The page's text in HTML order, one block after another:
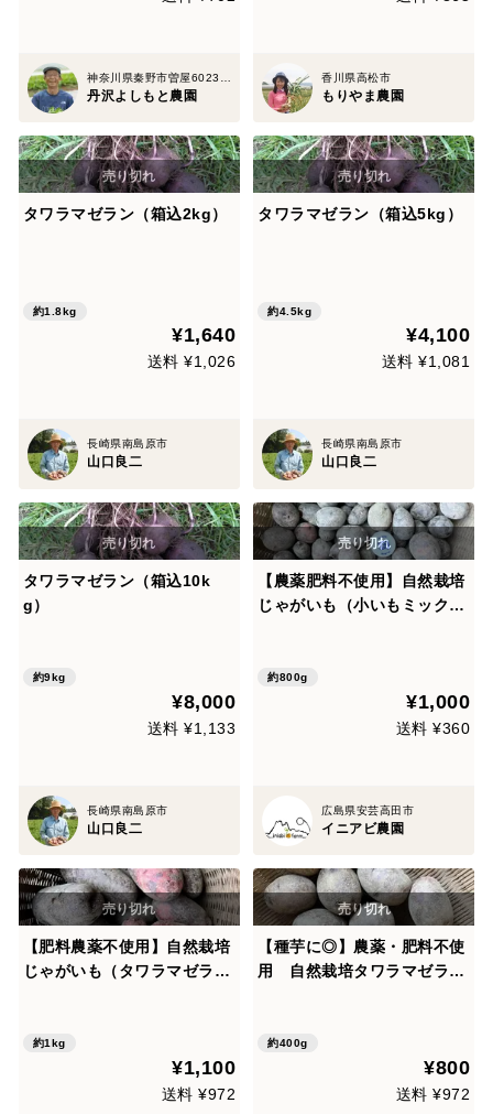
丹沢よしもと農園
香川県高松市
もりやま農園
タワラマゼラン（箱込2kg）
約1.8kg
¥1,640
送料 ¥1,026
長崎県南島原市
山口良二
タワラマゼラン（箱込5kg）
約4.5kg
¥4,100
送料 ¥1,081
長崎県南島原市
山口良二
タワラマゼラン（箱込10k
g）
約9kg
¥8,000
送料 ¥1,133
長崎県南島原市
山口良二
【農薬肥料不使用】自然栽培
じゃがいも（小いもミック
約800g
¥1,000
送料 ¥360
広島県安芸高田市
イニアビ農園
【肥料農薬不使用】自然栽培
じゃがいも（タワラマゼラ
約1kg
¥1,100
送料 ¥972
【種芋に◎】農薬・肥料不使
用 自然栽培タワラマゼラン
約400g
¥800
送料 ¥972